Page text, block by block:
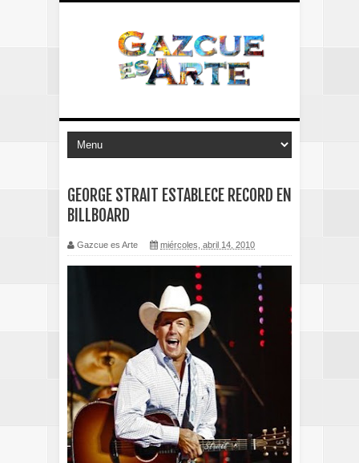
GEORGE STRAIT ESTABLECE RECORD EN
BILLBOARD
Gazcue es Arte miércoles, abril 14, 2010